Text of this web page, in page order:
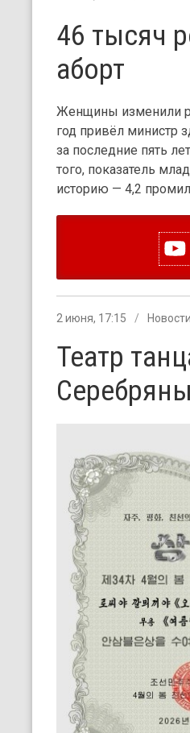
46 тысяч
аборт
Женщины изменили
год привёл министр
за последние пять
того, показатель
историю — 4,2
2 июня, 17:15 Новости
Театр